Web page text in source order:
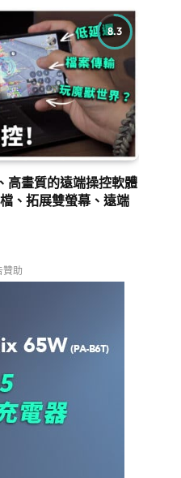
8.3
高畫質的遠端操控軟體
、拓展雙螢幕、遠端
贊助